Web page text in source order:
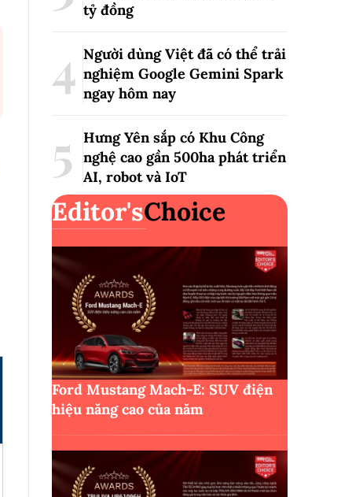
tỷ đồng
Người dùng Việt đã có thể trải
nghiệm Google Gemini Spark
ngay hôm nay
Hưng Yên sắp có Khu Công
nghệ cao gần 500ha phát triển
AI, robot và IoT
Editor'sChoice
Ford Mustang Mach-E: SUV điện
hiệu năng cao của năm